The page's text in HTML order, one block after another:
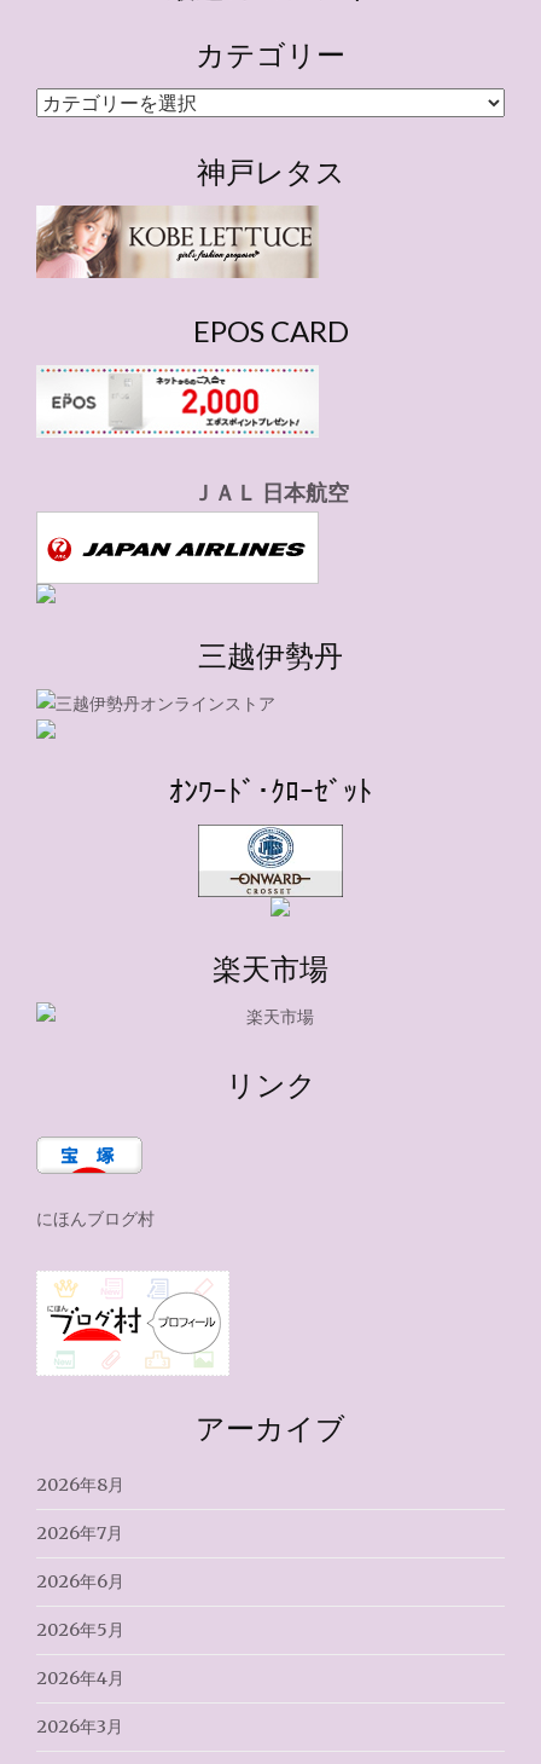
カテゴリー
カ
ー
神戸レタス
EPOS CARD
ＪＡＬ 日本航空
三越伊勢丹
ｵﾝﾜｰﾄﾞ･ｸﾛｰｾﾞｯﾄ
楽天市場
リンク
にほんブログ村
アーカイブ
2026年8月
2026年7月
2026年6月
2026年5月
2026年4月
2026年3月